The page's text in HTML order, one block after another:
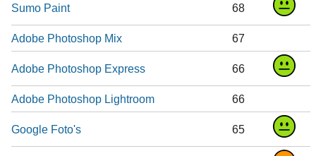
Sumo Paint 68
Adobe Photoshop Mix 67
Adobe Photoshop Express 66
Adobe Photoshop Lightroom 66
Google Foto's 65